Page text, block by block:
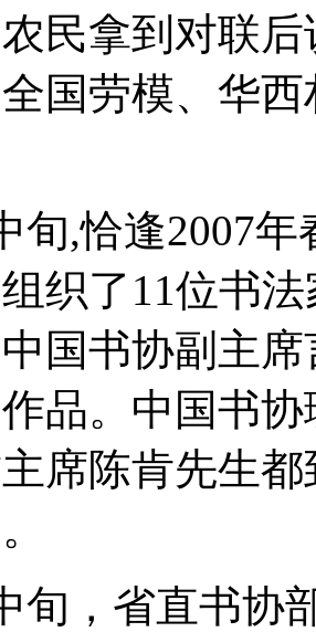
民拿到对联
国劳模、华
,恰逢2007年
织了11位书
国书协副主
品。中国书
席陈肯先生
，省直书协部